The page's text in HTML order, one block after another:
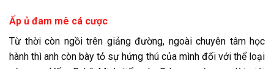
Ấp ủ đam mê cá cược
Từ thời còn ngồi trên giảng đường, ngoài chuyên tâm học
hành thì anh còn bày tỏ sự hứng thú của mình đối với thể loại